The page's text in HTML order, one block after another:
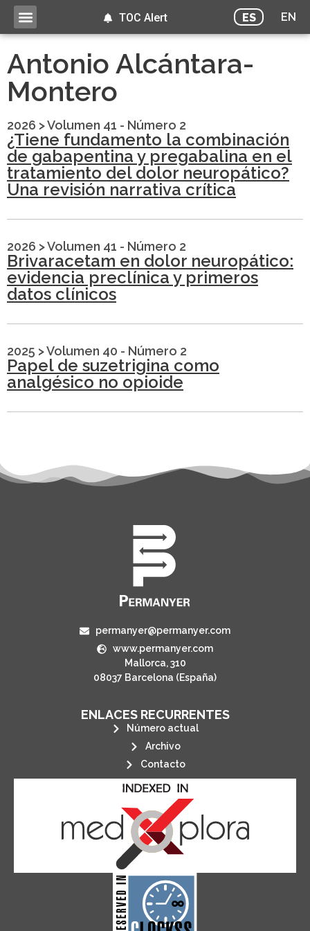
ES EN
TOC Alert
Antonio Alcántara-
Montero
2026 >Volumen 41 - Número 2
¿Tiene fundamento la combinación
de gabapentina y pregabalina en el
tratamiento del dolor neuropático?
Una revisión narrativa crítica
2026 >Volumen 41 - Número 2
Brivaracetam en dolor neuropático:
evidencia preclínica y primeros
datos clínicos
2025 >Volumen 40 - Número 2
Papel de suzetrigina como
analgésico no opioide
permanyer@permanyer.com
www.permanyer.com
Mallorca, 310
08037 Barcelona (España)
ENLACES RECURRENTES
Número actual
Archivo
Contacto
CLOCKSS is a dak archive that
ensures the long-term survival
of web-based scholary
publications, governed by and for
its stakeholders.